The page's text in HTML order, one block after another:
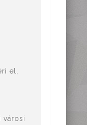
el,
városi